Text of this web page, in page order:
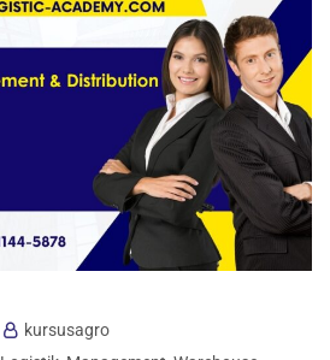
kursusagro